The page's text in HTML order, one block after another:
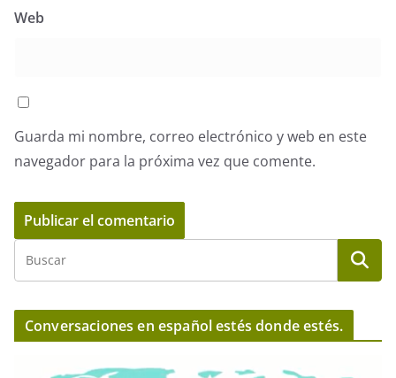
Web
Guarda mi nombre, correo electrónico y web en este
navegador para la próxima vez que comente.
Conversaciones en español estés donde estés.